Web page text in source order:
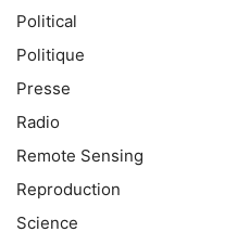
Political
Politique
Presse
Radio
Remote Sensing
Reproduction
Science